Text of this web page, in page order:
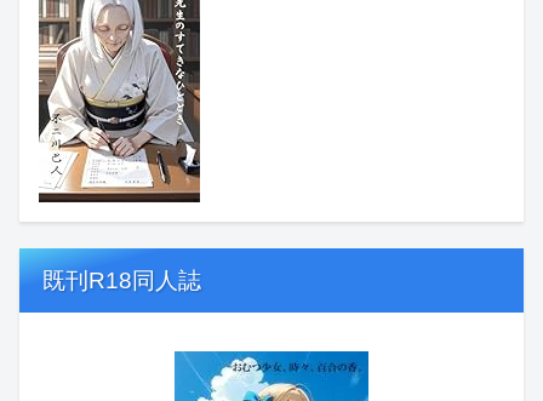
既刊R18同人誌